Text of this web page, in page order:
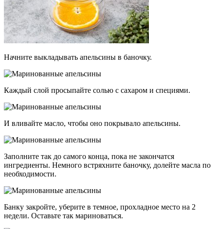
Начните выкладывать апельсины в баночку.
Каждый слой просыпайте солью с сахаром и специями.
И вливайте масло, чтобы оно покрывало апельсины.
Заполните так до самого конца, пока не закончатся
ингредиенты. Немного встряхните баночку, долейте масла по
необходимости.
Банку закройте, уберите в темное, прохладное место на 2
недели. Оставьте так мариноваться.